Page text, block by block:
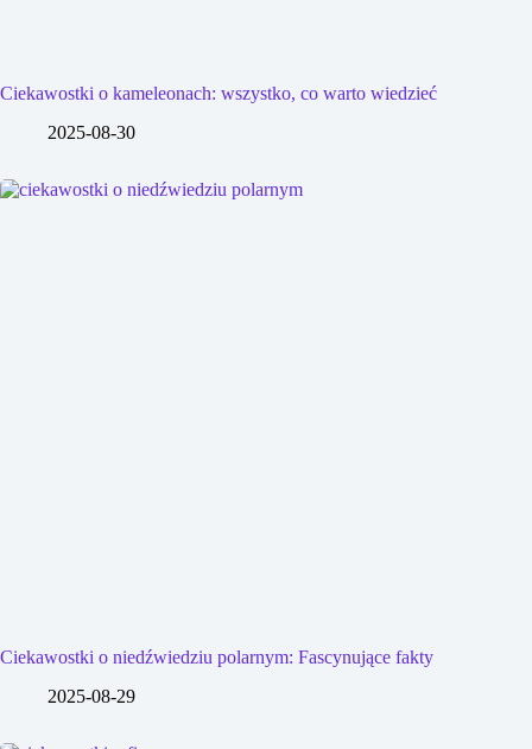
Ciekawostki o kameleonach: wszystko, co warto wiedzieć
2025-08-30
Ciekawostki o niedźwiedziu polarnym: Fascynujące fakty
2025-08-29